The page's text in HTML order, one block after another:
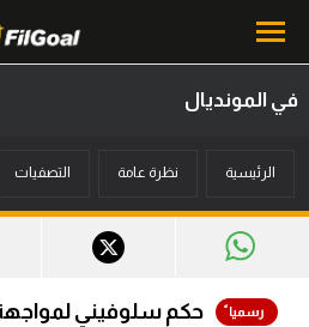
أخبار
في المونديال
الرئيسية نظرة عامة التصفيات
حكم سلوفيني